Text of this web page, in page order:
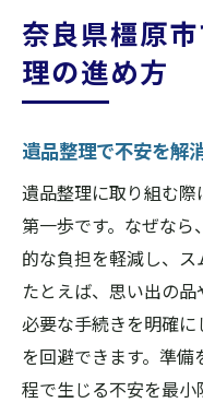
スムーズな
遺品整理と不用
遺品整理と
不用品回収
徴
橿原市で適
遺品整理と
遺品整理で
信頼できる遺品
遺品整理業
奈良県橿原
理の進め方
遺品整理で不安を解
遺品整理に取り組む
第一歩です。なぜな
的な負担を軽減し、ス
たとえば、思い出の品
必要な手続きを明確
を回避できます。準
程で生じる不安を最小